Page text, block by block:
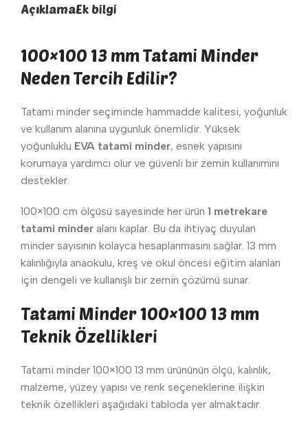
AçıklamaEk bilgi
100×100 13 mm Tatami Minder
Neden Tercih Edilir?
Tatami minder seçiminde hammadde kalitesi, yoğunluk
ve kullanım alanına uygunluk önemlidir. Yüksek
yoğunluklu EVA tatami minder, esnek yapısını
korumaya yardımcı olur ve güvenli bir zemin kullanımını
destekler.
100×100 cm ölçüsü sayesinde her ürün 1 metrekare
tatami minder alanı kaplar. Bu da ihtiyaç duyulan
minder sayısının kolayca hesaplanmasını sağlar. 13 mm
kalınlığıyla anaokulu, kreş ve okul öncesi eğitim alanları
için dengeli ve kullanışlı bir zemin çözümü sunar.
Tatami Minder 100×100 13 mm
Teknik Özellikleri
Tatami minder 100×100 13 mm ürününün ölçü, kalınlık,
malzeme, yüzey yapısı ve renk seçeneklerine ilişkin
teknik özellikleri aşağıdaki tabloda yer almaktadır.